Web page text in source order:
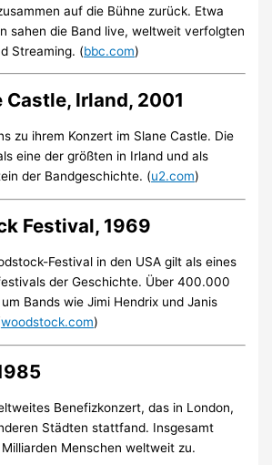
auf die Bühne zurück. Etwa
sahen die Band live, weltweit verfolgten
Streaming. (bbc.com)
Castle, Irland, 2001
zu ihrem Konzert im Slane Castle. Die
eine der größten in Irland und als
der Bandgeschichte. (u2.com)
Festival, 1969
Festival in den USA gilt als eines
der Geschichte. Über 400.000
Bands wie Jimi Hendrix und Janis
woodstock.com)
Benefizkonzert, das in London,
Städten stattfand. Insgesamt
Menschen weltweit zu.